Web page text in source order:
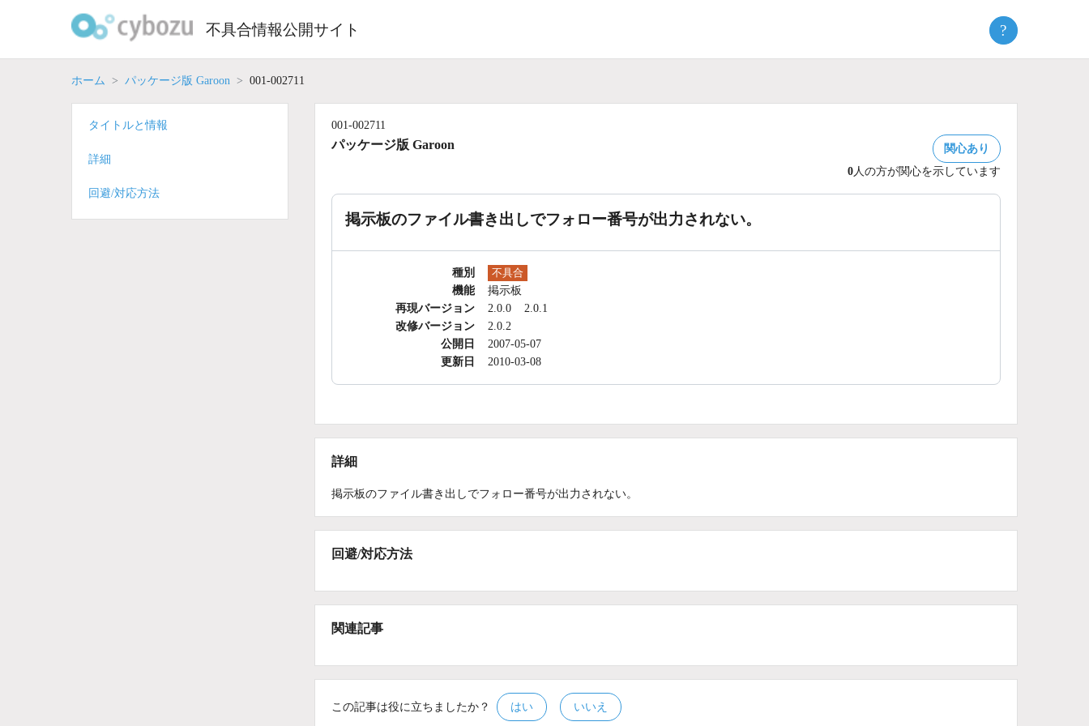
不具合情報公開サイト ?
ホーム パッケージ版 Garoon 001-002711
001-002711
パッケージ版 Garoon
関心あり
0人の方が関心を示しています
掲示板のファイル書き出しでフォロー番号が出力されない。
種別 不具合
機能
掲示板
再現バージョン
2.0.0
2.0.1
改修バージョン
2.0.2
公開日
2007-05-07
更新日
2010-03-08
詳細
掲示板のファイル書き出しでフォロー番号が出力されない。
回避/対応方法
関連記事
この記事は役に立ちましたか？ はい いいえ
タイトルと情報
詳細
回避/対応方法